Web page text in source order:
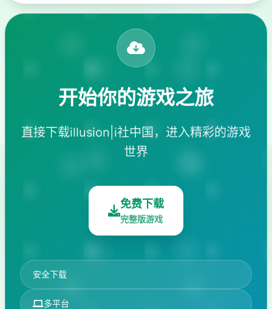
开始你的游戏之旅
直接下载illusion|i社中国，进入精彩的游戏
世界
免费下载
完整版游戏
安全下载
多平台